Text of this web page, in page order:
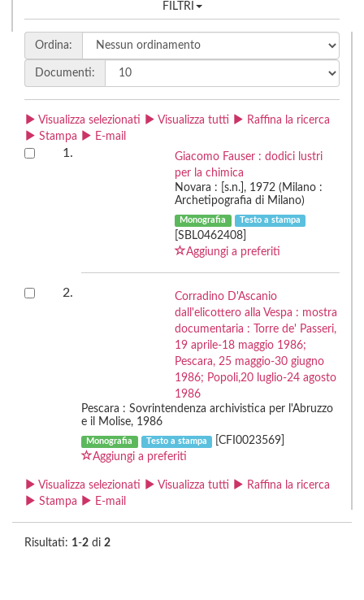
FILTRI
Ordina:
Documenti:
Visualizza selezionati Visualizza tutti
Raffina la ricerca
Stampa
E-mail
1.
Giacomo Fauser : dodici lustri
per la chimica
Novara : [s.n.], 1972 (Milano :
Archetipografia di Milano)
Monografia Testo a stampa
[SBL0462408]
Aggiungi a preferiti
2.
Corradino D'Ascanio
dall'elicottero alla Vespa : mostra
documentaria : Torre de' Passeri,
19 aprile-18 maggio 1986;
Pescara, 25 maggio-30 giugno
1986; Popoli,20 luglio-24 agosto
1986
Pescara : Sovrintendenza archivistica per l'Abruzzo
e il Molise, 1986
Monografia Testo a stampa
[CFI0023569]
Aggiungi a preferiti
Visualizza selezionati Visualizza tutti
Raffina la ricerca
Stampa
E-mail
Risultati: 1-2 di 2